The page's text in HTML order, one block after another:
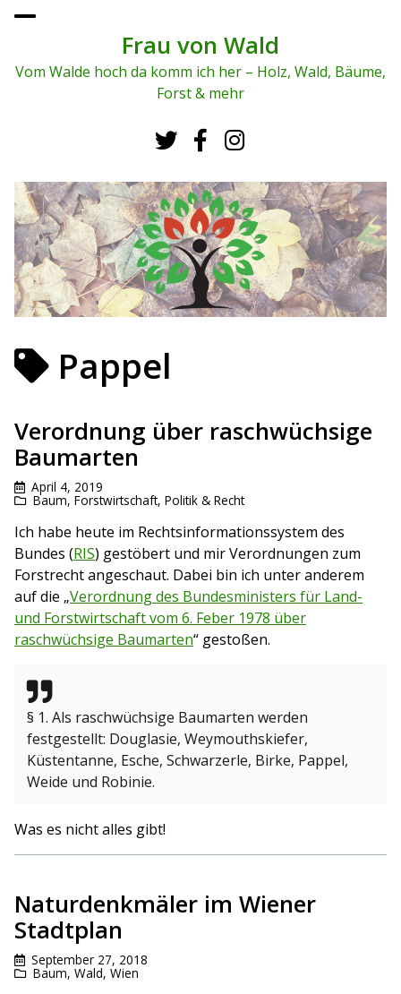
To
me
Frau von Wald
Vom Walde hoch da komm ich her – Holz, Wald, Bäume,
Forst & mehr
Pappel
Verordnung über raschwüchsige
Baumarten
April 4, 2019
Baum, Forstwirtschaft, Politik & Recht
Ich habe heute im Rechtsinformationssystem des
Bundes (RIS) gestöbert und mir Verordnungen zum
Forstrecht angeschaut. Dabei bin ich unter anderem
auf die „Verordnung des Bundesministers für Land-
und Forstwirtschaft vom 6. Feber 1978 über
raschwüchsige Baumarten“ gestoßen.
§ 1. Als raschwüchsige Baumarten werden
festgestellt: Douglasie, Weymouthskiefer,
Küstentanne, Esche, Schwarzerle, Birke, Pappel,
Weide und Robinie.
Was es nicht alles gibt!
Naturdenkmäler im Wiener
Stadtplan
September 27, 2018
Baum, Wald, Wien